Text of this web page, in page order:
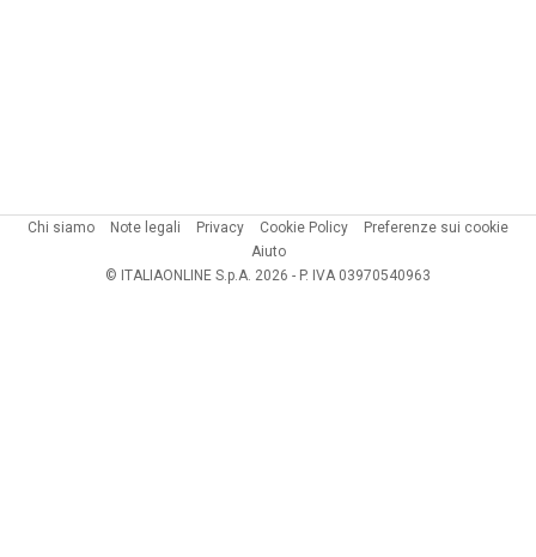
Chi siamo Note legali Privacy Cookie Policy
Preferenze sui cookie
Aiuto
© ITALIAONLINE S.p.A. 2026 - P. IVA 03970540963